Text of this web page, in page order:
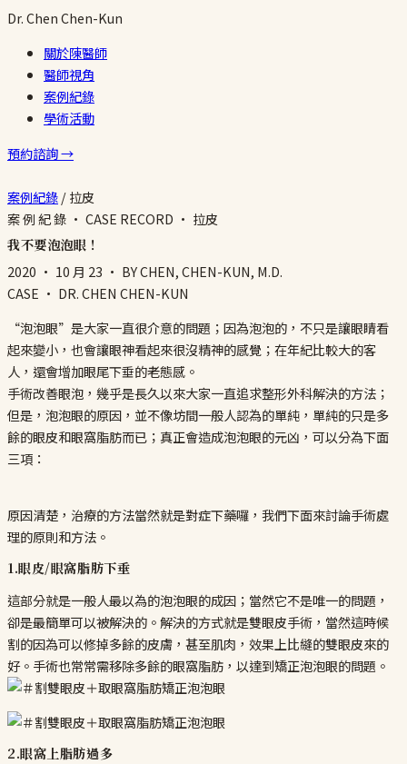
Dr.ChenChen-Kun
關於陳醫師
醫師視角
案例紀錄
學術活動
預約諮詢 →
案例紀錄/拉皮
案 例 紀 錄 · CASE RECORD · 拉皮
我不要泡泡眼！
2020 · 10 月 23 · BY CHEN, CHEN-KUN, M.D.
CASE · DR. CHEN CHEN-KUN
“泡泡眼”是大家一直很介意的問題；因為泡泡的，不只是讓眼睛看
起來變小，也會讓眼神看起來很沒精神的感覺；在年紀比較大的客
人，還會增加眼尾下垂的老態感。
手術改善眼泡，幾乎是長久以來大家一直追求整形外科解決的方法；
但是，泡泡眼的原因，並不像坊間一般人認為的單純，單純的只是多
餘的眼皮和眼窩脂肪而已；真正會造成泡泡眼的元凶，可以分為下面
三項：
原因清楚，治療的方法當然就是對症下藥囉，我們下面來討論手術處
理的原則和方法。
1.眼皮/眼窩脂肪下垂
這部分就是一般人最以為的泡泡眼的成因；當然它不是唯一的問題，
卻是最簡單可以被解決的。解決的方式就是雙眼皮手術，當然這時候
割的因為可以修掉多餘的皮膚，甚至肌肉，效果上比縫的雙眼皮來的
好。手術也常常需移除多餘的眼窩脂肪，以達到矯正泡泡眼的問題。
2.眼窩上脂肪過多